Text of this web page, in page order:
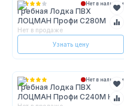
Нет в наличии
Гребная Лодка ПВХ
ЛОЦМАН Профи С280М
Нет в продаже
Узнать цену
Нет в наличии
Гребная Лодка ПВХ
ЛОЦМАН Профи С240М НД